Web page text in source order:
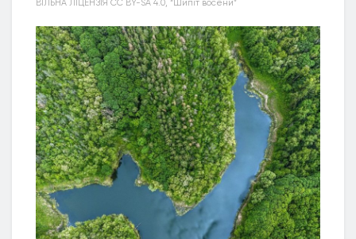
ВІЛЬНА ЛІЦЕНЗІЯ CC BY-SA 4.0, “Шипіт восени”